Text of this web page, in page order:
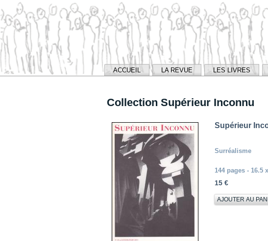
ACCUEIL LA REVUE LES LIVRES
Collection Supérieur Inconnu
Supérieur
Surréalisme
144 pages - 16.5
15 €